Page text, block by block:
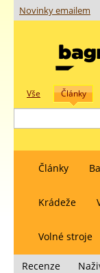
Novinky emailem
Vše Články
Články
Krádeže
Volné stroje
Recenze